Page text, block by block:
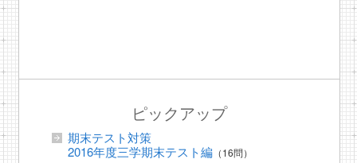
ピックアップ
期末テスト対策
2016年度三学期末テスト編（16問）